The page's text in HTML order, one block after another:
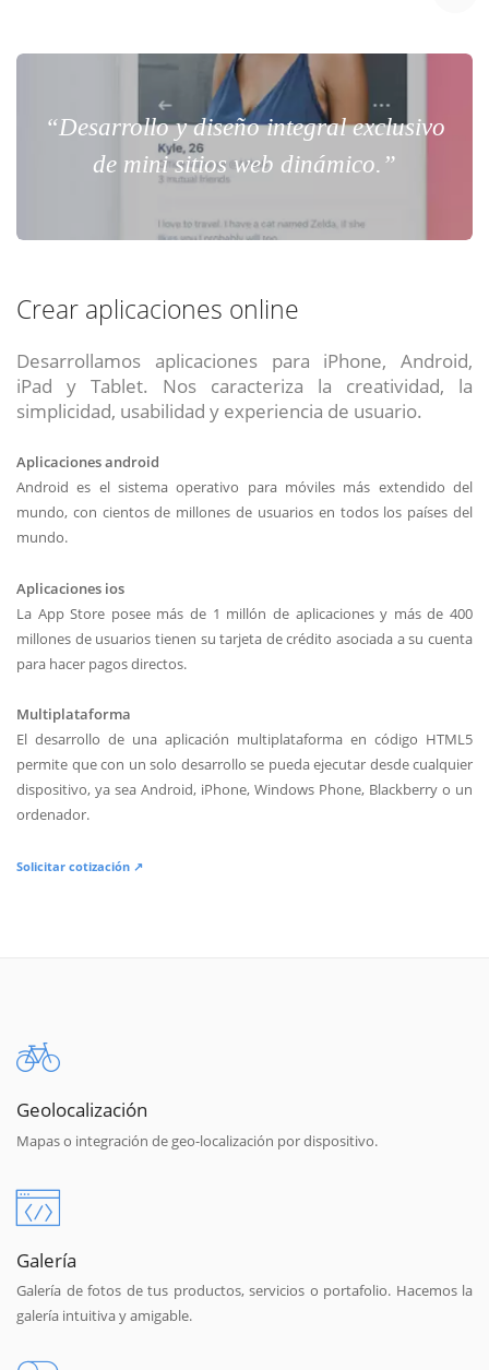
“Desarrollo y diseño integral exclusivo
de mini sitios web dinámico.”
Crear aplicaciones online
Desarrollamos aplicaciones para iPhone, Android,
iPad y Tablet. Nos caracteriza la creatividad, la
simplicidad, usabilidad y experiencia de usuario.
Aplicaciones android
Android es el sistema operativo para móviles más extendido del
mundo, con cientos de millones de usuarios en todos los países del
mundo.
Aplicaciones ios
La App Store posee más de 1 millón de aplicaciones y más de 400
millones de usuarios tienen su tarjeta de crédito asociada a su cuenta
para hacer pagos directos.
Multiplataforma
El desarrollo de una aplicación multiplataforma en código HTML5
permite que con un solo desarrollo se pueda ejecutar desde cualquier
dispositivo, ya sea Android, iPhone, Windows Phone, Blackberry o un
ordenador.
Solicitar cotización ↗
Geolocalización
Mapas o integración de geo-localización por dispositivo.
Galería
Galería de fotos de tus productos, servicios o portafolio. Hacemos la
galería intuitiva y amigable.